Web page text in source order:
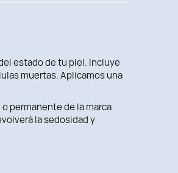
estado de tu piel. Incluye
muertas. Aplicamos una
permanente de la marca
la sedosidad y